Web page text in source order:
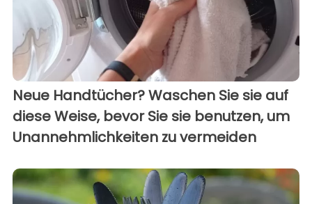
Neue Handtücher? Waschen Sie sie auf
diese Weise, bevor Sie sie benutzen, um
Unannehmlichkeiten zu vermeiden